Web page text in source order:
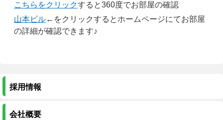
こちらをクリックすると360度でお部屋の確認
山本ビル←をクリックするとホームページにてお部屋
の詳細が確認できます♪
採用情報
会社概要